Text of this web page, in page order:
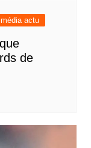
média actu
de